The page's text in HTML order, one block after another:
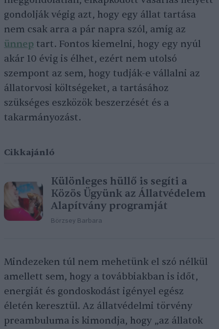
gondolják végig azt, hogy egy állat tartása
nem csak arra a pár napra szól, amíg az
ünnep tart. Fontos kiemelni, hogy egy nyúl
akár 10 évig is élhet, ezért nem utolsó
szempont az sem, hogy tudják-e vállalni az
állatorvosi költségeket, a tartásához
szükséges eszközök beszerzését és a
takarmányozást.
Cikkajánló
Különleges hüllő is segíti a
Közös Ügyünk az Állatvédelem
Alapítvány programját
Börzsey Barbara
Mindezeken túl nem mehetünk el szó nélkül
amellett sem, hogy a továbbiakban is időt,
energiát és gondoskodást igényel egész
életén keresztül. Az állatvédelmi törvény
preambuluma is kimondja, hogy „az állatok